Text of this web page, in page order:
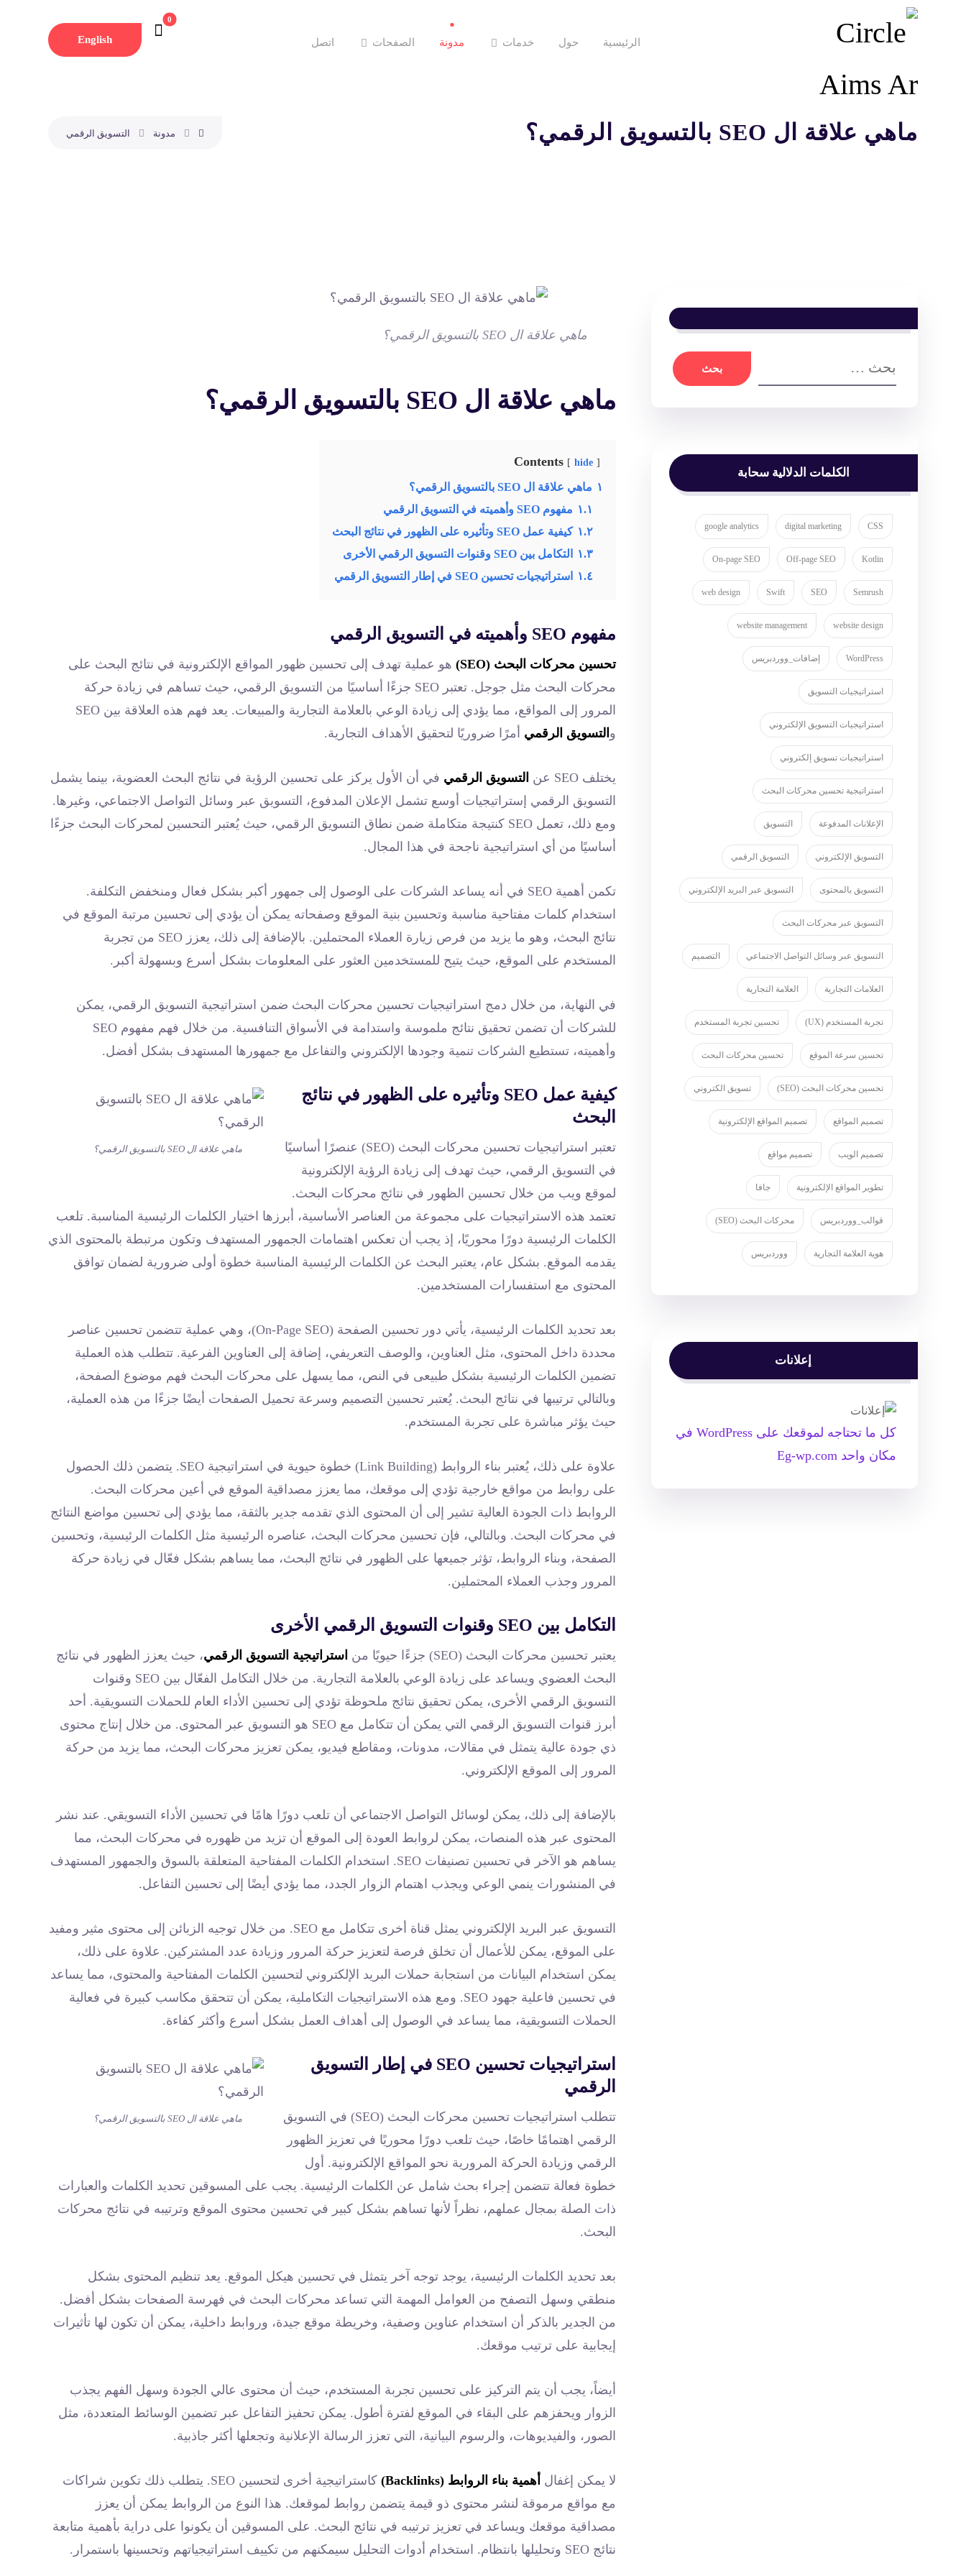
الرئيسية حول خدمات مدونة الصفحات اتصل English
ماهي علاقة ال SEO بالتسويق الرقمي؟ مدونة التسويق الرقمي
ماهي علاقة ال SEO بالتسويق الرقمي؟
ماهي علاقة ال SEO بالتسويق الرقمي؟
Contents hide
١ ماهي علاقة ال SEO بالتسويق الرقمي؟
١.١ مفهوم SEO وأهميته في التسويق الرقمي
١.٢ كيفية عمل SEO وتأثيره على الظهور في نتائج البحث
١.٣
التكامل بين SEO وقنوات التسويق الرقمي الأخرى
١.٤
استراتيجيات تحسين SEO في إطار التسويق الرقمي
مفهوم SEO وأهميته في التسويق الرقمي
تحسين محركات البحث (SEO)
هو عملية تهدف إلى تحسين ظهور المواقع الإلكترونية في نتائج البحث على
محركات البحث مثل جوجل. تعتبر SEO جزءًا أساسيًا من التسويق الرقمي، حيث تساهم في زيادة حركة
المرور إلى المواقع، مما يؤدي إلى زيادة الوعي بالعلامة التجارية والمبيعات. يعد فهم هذه العلاقة بين SEO
و التسويق الرقمي أمرًا ضروريًا لتحقيق الأهداف التجارية.
يختلف SEO عن التسويق الرقمي في أن الأول يركز على تحسين الرؤية في نتائج البحث العضوية، بينما يشمل
التسويق الرقمي إستراتيجيات أوسع تشمل الإعلان المدفوع، التسويق عبر وسائل التواصل الاجتماعي، وغيرها.
ومع ذلك، تعمل SEO كنتيجة متكاملة ضمن نطاق التسويق الرقمي، حيث يُعتبر التحسين لمحركات البحث جزءًا
أساسيًا من أي استراتيجية ناجحة في هذا المجال.
تكمن أهمية SEO في أنه يساعد الشركات على الوصول إلى جمهور أكبر بشكل فعال ومنخفض التكلفة.
استخدام كلمات مفتاحية مناسبة وتحسين بنية الموقع وصفحاته يمكن أن يؤدي إلى تحسين مرتبة الموقع في
نتائج البحث، وهو ما يزيد من فرص زيارة العملاء المحتملين. بالإضافة إلى ذلك، يعزز SEO من تجربة
المستخدم على الموقع، حيث يتيح للمستخدمين العثور على المعلومات بشكل أسرع وبسهولة أكبر.
في النهاية، من خلال دمج استراتيجيات تحسين محركات البحث ضمن استراتيجية التسويق الرقمي، يمكن
للشركات أن تضمن تحقيق نتائج ملموسة واستدامة في الأسواق التنافسية. من خلال فهم مفهوم SEO
وأهميته، تستطيع الشركات تنمية وجودها الإلكتروني والتفاعل مع جمهورها المستهدف بشكل أفضل.
ماهي علاقة ال SEO بالتسويق الرقمي؟
كيفية عمل SEO وتأثيره على الظهور في نتائج
البحث
تعتبر استراتيجيات تحسين محركات البحث (SEO) عنصرًا أساسيًا
في التسويق الرقمي، حيث تهدف إلى زيادة الرؤية الإلكترونية
لموقع ويب من خلال تحسين الظهور في نتائج محركات البحث.
تعتمد هذه الاستراتيجيات على مجموعة من العناصر الأساسية، أبرزها اختيار الكلمات الرئيسية المناسبة. تلعب
الكلمات الرئيسية دورًا محوريًا، إذ يجب أن تعكس اهتمامات الجمهور المستهدف وتكون مرتبطة بالمحتوى الذي
يقدمه الموقع. بشكل عام، يعتبر البحث عن الكلمات الرئيسية المناسبة خطوة أولى ضرورية لضمان توافق
المحتوى مع استفسارات المستخدمين.
بعد تحديد الكلمات الرئيسية، يأتي دور تحسين الصفحة (On-Page SEO)، وهي عملية تتضمن تحسين عناصر
محددة داخل المحتوى، مثل العناوين، والوصف التعريفي، إضافة إلى العناوين الفرعية. تتطلب هذه العملية
تضمين الكلمات الرئيسية بشكل طبيعى في النص، مما يسهل على محركات البحث فهم موضوع الصفحة،
وبالتالي ترتيبها في نتائج البحث. يُعتبر تحسين التصميم وسرعة تحميل الصفحات أيضًا جزءًا من هذه العملية،
حيث يؤثر مباشرة على تجربة المستخدم.
علاوة على ذلك، يُعتبر بناء الروابط (Link Building) خطوة حيوية في استراتيجية SEO. يتضمن ذلك الحصول
على روابط من مواقع خارجية تؤدي إلى موقعك، مما يعزز مصداقية الموقع في أعين محركات البحث.
الروابط ذات الجودة العالية تشير إلى أن المحتوى الذي تقدمه جدير بالثقة، مما يؤدي إلى تحسين مواضع النتائج
في محركات البحث. وبالتالي، فإن تحسين محركات البحث، عناصره الرئيسية مثل الكلمات الرئيسية، وتحسين
الصفحة، وبناء الروابط، تؤثر جميعها على الظهور في نتائج البحث، مما يساهم بشكل فعّال في زيادة حركة
المرور وجذب العملاء المحتملين.
التكامل بين SEO وقنوات التسويق الرقمي الأخرى
يعتبر تحسين محركات البحث (SEO) جزءًا حيويًا من استراتيجية التسويق الرقمي، حيث يعزز الظهور في نتائج
البحث العضوي ويساعد على زيادة الوعي بالعلامة التجارية. من خلال التكامل الفعّال بين SEO وقنوات
التسويق الرقمي الأخرى، يمكن تحقيق نتائج ملحوظة تؤدي إلى تحسين الأداء العام للحملات التسويقية. أحد
أبرز قنوات التسويق الرقمي التي يمكن أن تتكامل مع SEO هو التسويق عبر المحتوى. من خلال إنتاج محتوى
ذي جودة عالية يتمثل في مقالات، مدونات، ومقاطع فيديو، يمكن تعزيز محركات البحث، مما يزيد من حركة
المرور إلى الموقع الإلكتروني.
بالإضافة إلى ذلك، يمكن لوسائل التواصل الاجتماعي أن تلعب دورًا هامًا في تحسين الأداء التسويقي. عند نشر
المحتوى عبر هذه المنصات، يمكن لروابط العودة إلى الموقع أن تزيد من ظهوره في محركات البحث، مما
يساهم هو الآخر في تحسين تصنيفات SEO. استخدام الكلمات المفتاحية المتعلقة بالسوق والجمهور المستهدف
في المنشورات ينمي الوعي ويجذب اهتمام الزوار الجدد، مما يؤدي أيضًا إلى تحسين التفاعل.
التسويق عبر البريد الإلكتروني يمثل قناة أخرى تتكامل مع SEO. من خلال توجيه الزبائن إلى محتوى مثير ومفيد
على الموقع، يمكن للأعمال أن تخلق فرصة لتعزيز حركة المرور وزيادة عدد المشتركين. علاوة على ذلك،
يمكن استخدام البيانات من استجابة حملات البريد الإلكتروني لتحسين الكلمات المفتاحية والمحتوى، مما يساعد
في تحسين فاعلية جهود SEO. ومع هذه الاستراتيجيات التكاملية، يمكن أن تتحقق مكاسب كبيرة في فعالية
الحملات التسويقية، مما يساعد في الوصول إلى أهداف العمل بشكل أسرع وأكثر كفاءة.
ماهي علاقة ال SEO بالتسويق الرقمي؟
استراتيجيات تحسين SEO في إطار التسويق
الرقمي
تتطلب استراتيجيات تحسين محركات البحث (SEO) في التسويق
الرقمي اهتمامًا خاصًا، حيث تلعب دورًا محوريًا في تعزيز الظهور
الرقمي وزيادة الحركة المرورية نحو المواقع الإلكترونية. أول
خطوة فعالة تتضمن إجراء بحث شامل عن الكلمات الرئيسية. يجب على المسوقين تحديد الكلمات والعبارات
ذات الصلة بمجال عملهم، نظراً لأنها تساهم بشكل كبير في تحسين محتوى الموقع وترتيبه في نتائج محركات
البحث.
بعد تحديد الكلمات الرئيسية، يوجد توجه آخر يتمثل في تحسين هيكل الموقع. يعد تنظيم المحتوى بشكل
منطقي وسهل التصفح من العوامل المهمة التي تساعد محركات البحث في فهرسة الصفحات بشكل أفضل.
من الجدير بالذكر أن استخدام عناوين وصفية، وخريطة موقع جيدة، وروابط داخلية، يمكن أن تكون لها تأثيرات
إيجابية على ترتيب موقعك.
أيضاً، يجب أن يتم التركيز على تحسين تجربة المستخدم، حيث أن محتوى عالي الجودة وسهل الفهم يجذب
الزوار ويحفزهم على البقاء في الموقع لفترة أطول. يمكن تحفيز التفاعل عبر تضمين الوسائط المتعددة، مثل
الصور، والفيديوهات، والرسوم البيانية، التي تعزز الرسالة الإعلانية وتجعلها أكثر جاذبية.
لا يمكن إغفال أهمية بناء الروابط (Backlinks)
كاستراتيجية أخرى لتحسين SEO. يتطلب ذلك تكوين شراكات
مع مواقع مرموقة لنشر محتوى ذو قيمة يتضمن روابط لموقعك. هذا النوع من الروابط يمكن أن يعزز
مصداقية موقعك ويساعد في تعزيز ترتيبه في نتائج البحث. على المسوقين أن يكونوا على دراية بأهمية متابعة
نتائج SEO وتحليلها بانتظام. استخدام أدوات التحليل سيمكنهم من تكييف استراتيجياتهم وتحسينها باستمرار.
الكلمات الدلالية سحابة
CSS
digital marketing
google analytics
Kotlin
Off-page SEO
On-page SEO
Semrush
SEO
Swift
web design
website design
website management
WordPress إضافات_ووردبريس
استراتيجيات التسويق
استراتيجيات التسويق الإلكتروني
استراتيجيات تسويق إلكتروني
استراتيجية تحسين محركات البحث
الإعلانات المدفوعة التسويق
التسويق الإلكتروني التسويق الرقمي
التسويق بالمحتوى التسويق عبر البريد الإلكتروني
التسويق عبر محركات البحث
التسويق عبر وسائل التواصل الاجتماعي التصميم
العلامات التجارية العلامة التجارية
تجربة المستخدم (UX) تحسين تجربة المستخدم
تحسين سرعة الموقع تحسين محركات البحث
تحسين محركات البحث (SEO) تسويق الكتروني
تصميم المواقع تصميم المواقع الإلكترونية
تصميم الويب تصميم مواقع
تطوير المواقع الإلكترونية جافا
قوالب_ووردبريس محركات البحث (SEO)
هوية العلامة التجارية ووردبريس
إعلانات
كل ما تحتاجه لموقعك على WordPress في
مكان واحد Eg-wp.com